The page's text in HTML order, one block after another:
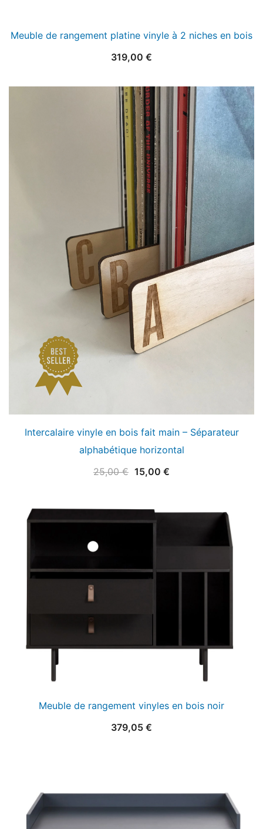
Meuble de rangement platine vinyle à 2 niches en bois
319,00 €
Intercalaire vinyle en bois fait main – Séparateur
alphabétique horizontal
25,00€ Le
était :
15,00 €
est :
Meuble de rangement vinyles en bois noir
379,05 €